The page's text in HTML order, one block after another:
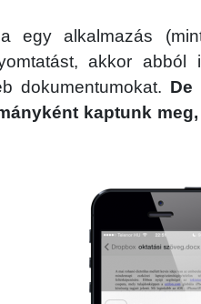
egy alkalmazás
akkor abból
dokumentumokat. De
kaptunk